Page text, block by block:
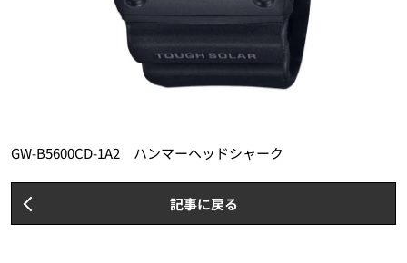
GW-B5600CD-1A2 ハンマーヘッドシャーク
記事に戻る